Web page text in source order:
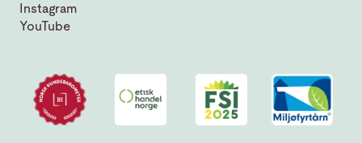
Instagram
YouTube